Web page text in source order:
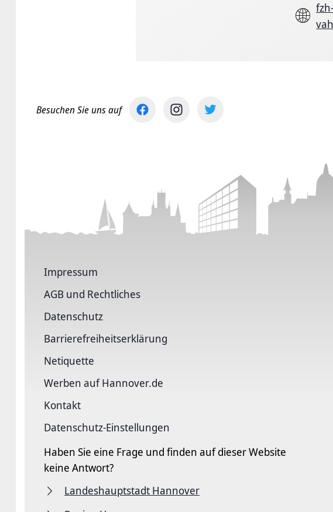
fzh-
Besuchen Sie uns auf
Impressum
AGB und Rechtliches
Datenschutz
Barriere­freiheits­erklärung
Netiquette
Werben auf Hannover.de
Kontakt
Datenschutz-Einstellungen
Haben Sie eine Frage und finden auf dieser Website
keine Antwort?
Landeshauptstadt Hannover